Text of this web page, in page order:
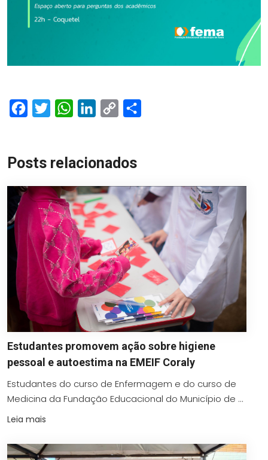
FacebookTwitterWhatsAppLinkedIn
Copy
Posts relacionados
Estudantes promovem ação sobre higiene
pessoal e autoestima na EMEIF Coraly
Estudantes do curso de Enfermagem e do curso de
Medicina da Fundação Educacional do Município de ...
Leia mais